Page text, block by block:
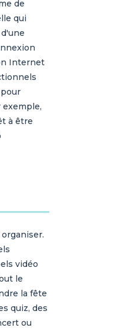
de
qui
Internet
exemple,
à être
vidéo
le
la fête
quiz, des
ou